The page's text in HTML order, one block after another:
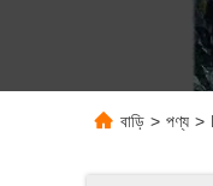
বাড়ি > পণ্য >